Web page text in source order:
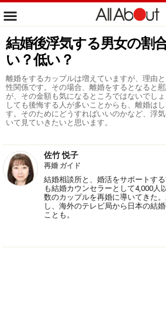
結婚後浮気する男女の割
い？低い？
離婚をするカップルは増えていますが、理由
性関係です。その場合、離婚をするとなると
が、その金額も気になるところではないでし
しても後悔する人が多いことからも、離婚は
す。そのためにどうすればいいのかなど、浮
いて見ていきたいと思います。
佐竹 悦子
再婚 ガイド
結婚相談所と、婚活をサポートす
も結婚カウンセラーとして4,000人
数のカップルを再婚に導いてきた
し、海外のテレビ局から日本の結
ことも。